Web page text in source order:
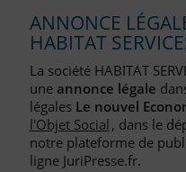
Journaux Habilités (JAL)
Liste des Greffes
Liste des CCI
Le Blog pour les Entreprises
ANNONCE
HABITAT
La société HABITAT
une annonce légale
légales Le nouvel
l'Objet Social, dans le
notre plateforme de
ligne JuriPresse.fr.